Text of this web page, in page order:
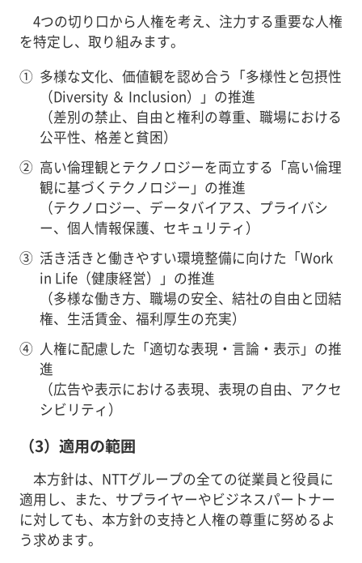
4つの切り口から人権を考え、注力する重要な人権
を特定し、取り組みます。
① 多様な文化、価値観を認め合う「多様性と包摂性
（Diversity ＆ Inclusion）」の推進
（差別の禁止、自由と権利の尊重、職場における
公平性、格差と貧困）
② 高い倫理観とテクノロジーを両立する「高い倫理
観に基づくテクノロジー」の推進
（テクノロジー、データバイアス、プライバシ
ー、個人情報保護、セキュリティ）
③ 活き活きと働きやすい環境整備に向けた「Work
in Life（健康経営）」の推進
（多様な働き方、職場の安全、結社の自由と団結
権、生活賃金、福利厚生の充実）
④ 人権に配慮した「適切な表現・言論・表示」の推
進
（広告や表示における表現、表現の自由、アクセ
シビリティ）
（3）適用の範囲
本方針は、NTTグループの全ての従業員と役員に
適用し、また、サプライヤーやビジネスパートナー
に対しても、本方針の支持と人権の尊重に努めるよ
う求めます。